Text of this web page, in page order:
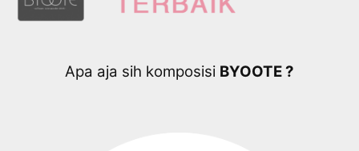
Apa aja sih komposisi BYOOTE ?​